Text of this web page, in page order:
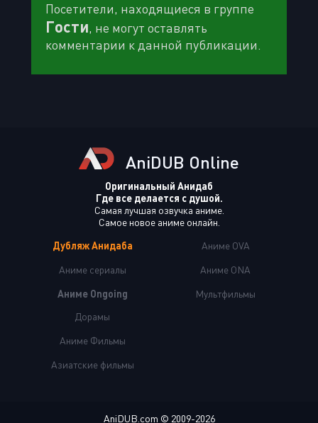
Посетители, находящиеся в группе
Гости, не могут оставлять
комментарии к данной публикации.
AniDUB Online
Оригинальный Анидаб
Где все делается с душой.
Самая лучшая озвучка аниме.
Самое новое аниме онлайн.
Дубляж Анидаба
Аниме сериалы
Аниме Ongoing
Аниме OVA
Аниме ONA
Мультфильмы
Дорамы
Аниме Фильмы
Азиатские фильмы
AniDUB.com © 2009-2026